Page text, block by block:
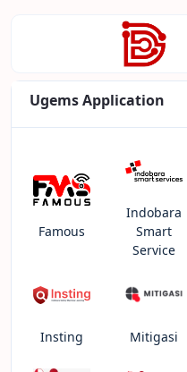
Ugems Application
Famous
Indobara
Smart
Service
Insting Mitigasi